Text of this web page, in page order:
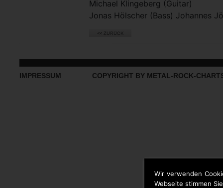
Wir verwenden
Webseite stimmen
Michael Klingeberg (Guitar)
Jonas Hölscher (Bass) Johannes
IMPRESSUM COPYRIGHT BY METAL-ROCK-